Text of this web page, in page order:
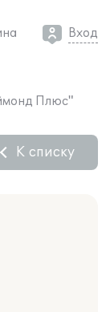
Вход
Плюс"
К списку